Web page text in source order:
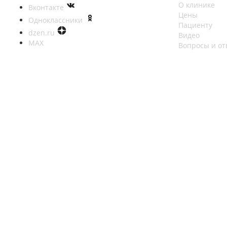
Вконтакте
Одноклассники
dzen.ru
MAX
О клинике
Цены
Пациенту
Видео
Вопросы и